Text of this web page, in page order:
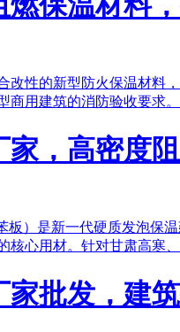
改性的新型防火保温材料
商用建筑的消防验收要求
，高密度
板）是新一代硬质发泡保
核心用材。针对甘肃高寒
家批发，建